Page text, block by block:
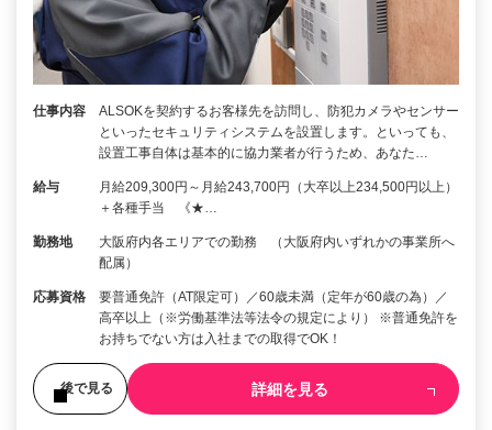
仕事内容
ALSOKを契約するお客様先を訪問し、防犯カメラやセンサー
といったセキュリティシステムを設置します。といっても、
設置工事自体は基本的に協力業者が行うため、あなた…
給与
月給209,300円～月給243,700円（大卒以上234,500円以上）
＋各種手当 《★…
勤務地
大阪府内各エリアでの勤務 （大阪府内いずれかの事業所へ
配属）
応募資格
要普通免許（AT限定可）／60歳未満（定年が60歳の為）／
高卒以上（※労働基準法等法令の規定により） ※普通免許を
お持ちでない方は入社までの取得でOK！
後で見る 詳細を見る